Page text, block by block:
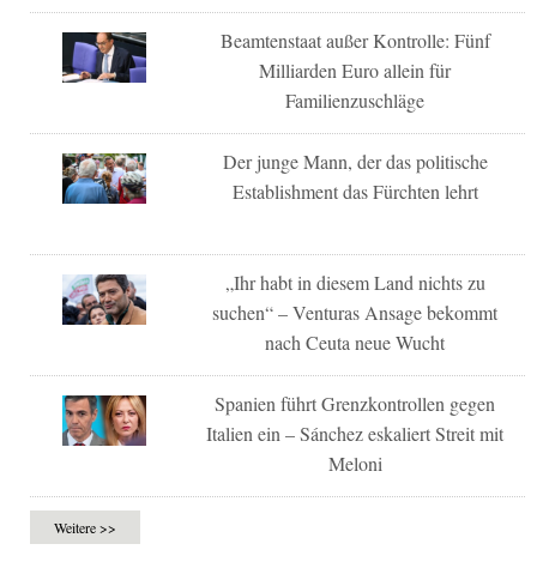
Beamtenstaat außer Kontrolle: Fünf
Milliarden Euro allein für
Familienzuschläge
Der junge Mann, der das politische
Establishment das Fürchten lehrt
„Ihr habt in diesem Land nichts zu
suchen“ – Venturas Ansage bekommt
nach Ceuta neue Wucht
Spanien führt Grenzkontrollen gegen
Italien ein – Sánchez eskaliert Streit mit
Meloni
Weitere >>